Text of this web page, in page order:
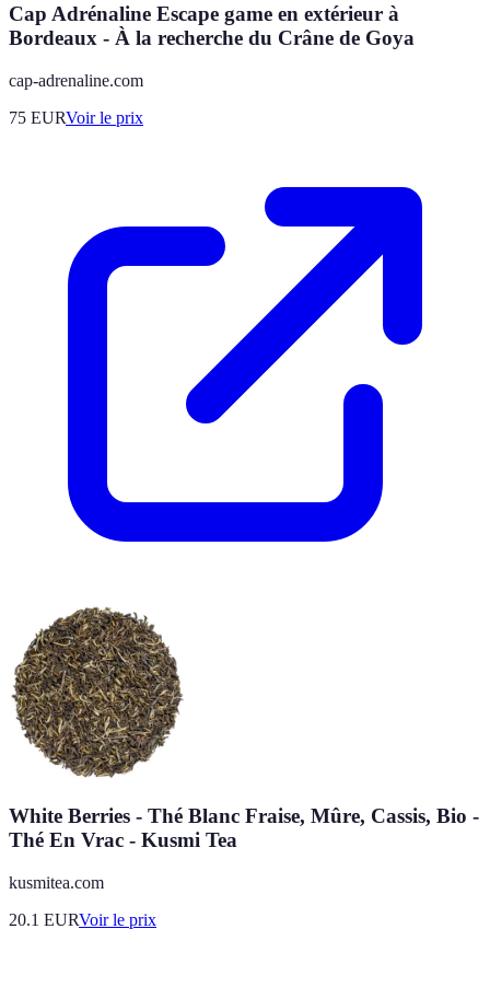
Cap Adrénaline Escape game en extérieur à
Bordeaux - À la recherche du Crâne de Goya
cap-adrenaline.com
75 EURVoir le prix
White Berries - Thé Blanc Fraise, Mûre, Cassis, Bio -
Thé En Vrac - Kusmi Tea
kusmitea.com
20.1 EURVoir le prix